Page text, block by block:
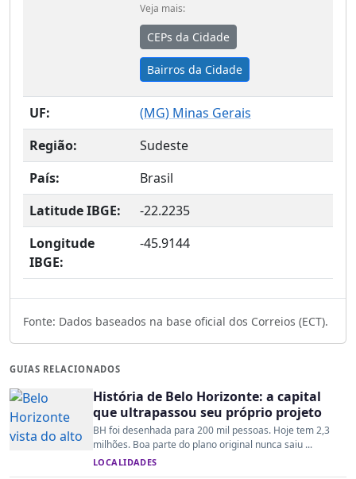
Veja mais:
CEPs da Cidade
Bairros da Cidade
UF: (MG) Minas Gerais
Região:
Sudeste
País:
Brasil
Latitude IBGE:
-22.2235
Longitude
IBGE:
-45.9144
Fonte: Dados baseados na base oficial dos Correios (ECT).
GUIAS RELACIONADOS
História de Belo Horizonte: a capital
que ultrapassou seu próprio projeto
BH foi desenhada para 200 mil pessoas. Hoje tem 2,3
milhões. Boa parte do plano original nunca saiu ...
LOCALIDADES